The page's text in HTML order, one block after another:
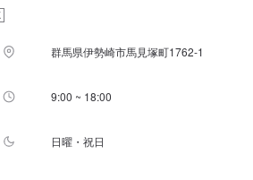
ついて-----パーツの持ち込み可能です。オファ
-----代車について-----無料の代車をご用意して
ご利用ください。※代車の燃料代はお客様にご
ご来店時の注意、受付方法-----JR前橋大島駅北
交差点を右に次の交差点を左に進むと右側に工
は事務所がございますので事務所裏の空いてい
。事務所内に受付がいますのでメンテモで予
群馬県伊勢崎市馬見塚町1762‐1
9:00 ~ 18:00
日曜・祝日